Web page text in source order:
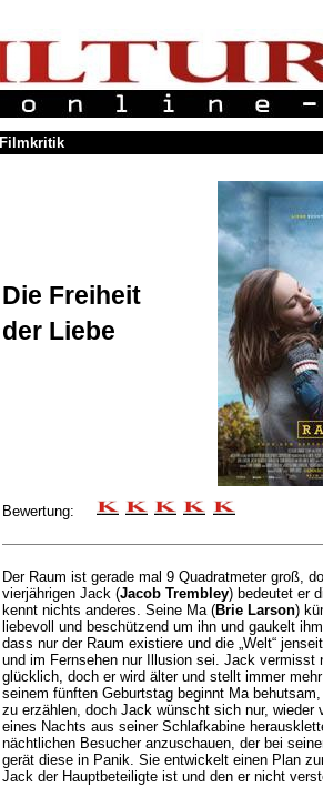
Filmkritik
Die Freiheit
der Liebe
Bewertung:
Der Raum ist gerade mal 9 Quadratmeter groß,
vierjährigen Jack (Jacob Trembley) bedeutet er
kennt nichts anderes. Seine Ma (Brie Larson)
liebevoll und beschützend um ihn und gaukelt
dass nur der Raum existiere und die „Welt“
und im Fernsehen nur Illusion sei. Jack vermisst
glücklich, doch er wird älter und stellt immer
seinem fünften Geburtstag beginnt Ma
zu erzählen, doch Jack wünscht sich nur, wieder
eines Nachts aus seiner Schlafkabine
nächtlichen Besucher anzuschauen, der bei
gerät diese in Panik. Sie entwickelt einen Plan
Jack der Hauptbeteiligte ist und den er nicht